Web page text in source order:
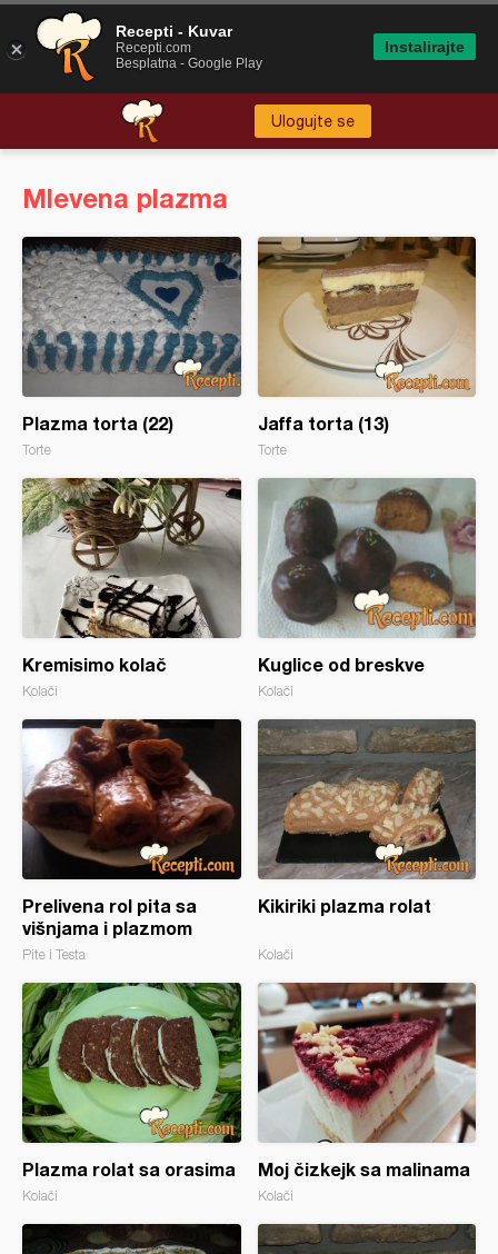
Ulogujte se
Mlevena plazma
Plazma torta (22)
Torte
Jaffa torta (13)
Torte
Kremisimo kolač
Kolači
Kuglice od breskve
Kolači
Prelivena rol pita sa
višnjama i plazmom
Pite i Testa
Kikiriki plazma rolat
Kolači
Plazma rolat sa orasima
Kolači
Moj čizkejk sa malinama
Kolači
Recepti - Kuvar
Recepti.com
Besplatna - Google Play
Instalirajte